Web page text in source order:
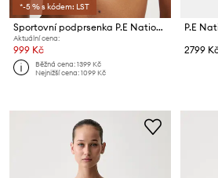
*-5 % s kódem: LST
Sportovní podprsenka P.E Nation Frequency
Aktuální cena:
999 Kč
Běžná cena:1399 Kč
Nejnižší cena:1099 Kč
P.E
2799